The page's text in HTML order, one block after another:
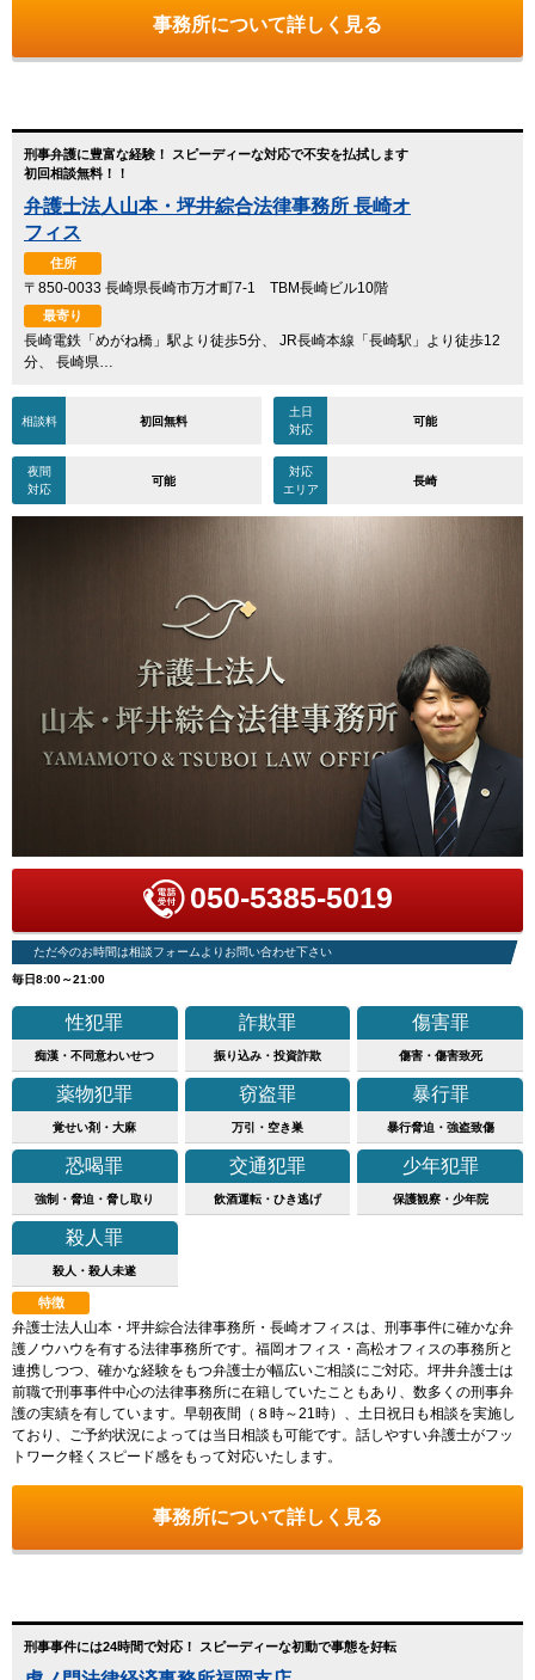
事務所について詳しく見る
刑事弁護に豊富な経験！ スピーディーな対応で不安を払拭します
初回相談無料！！
弁護士法人山本・坪井綜合法律事務所 長崎オ
フィス
住所
〒850-0033 長崎県長崎市万才町7-1 TBM長崎ビル10階
最寄り
長崎電鉄「めがね橋」駅より徒歩5分、 JR長崎本線「長崎駅」より徒歩12
分、 長崎県…
相談料 初回無料
土日
対応
可能
夜間
対応
可能
対応
エリア
長崎
050-5385-5019
ただ今のお時間は相談フォームよりお問い合わせ下さい
毎日8:00～21:00
性犯罪
痴漢・不同意わいせつ
詐欺罪
振り込み・投資詐欺
傷害罪
傷害・傷害致死
薬物犯罪
覚せい剤・大麻
窃盗罪
万引・空き巣
暴行罪
暴行脅迫・強盗致傷
恐喝罪
強制・脅迫・脅し取り
交通犯罪
飲酒運転・ひき逃げ
少年犯罪
保護観察・少年院
殺人罪
殺人・殺人未遂
特徴
弁護士法人山本・坪井綜合法律事務所・長崎オフィスは、刑事事件に確かな弁
護ノウハウを有する法律事務所です。福岡オフィス・高松オフィスの事務所と
連携しつつ、確かな経験をもつ弁護士が幅広いご相談にご対応。坪井弁護士は
前職で刑事事件中心の法律事務所に在籍していたこともあり、数多くの刑事弁
護の実績を有しています。早朝夜間（８時～21時）、土日祝日も相談を実施し
ており、ご予約状況によっては当日相談も可能です。話しやすい弁護士がフッ
トワーク軽くスピード感をもって対応いたします。
事務所について詳しく見る
刑事事件には24時間で対応！ スピーディーな初動で事態を好転